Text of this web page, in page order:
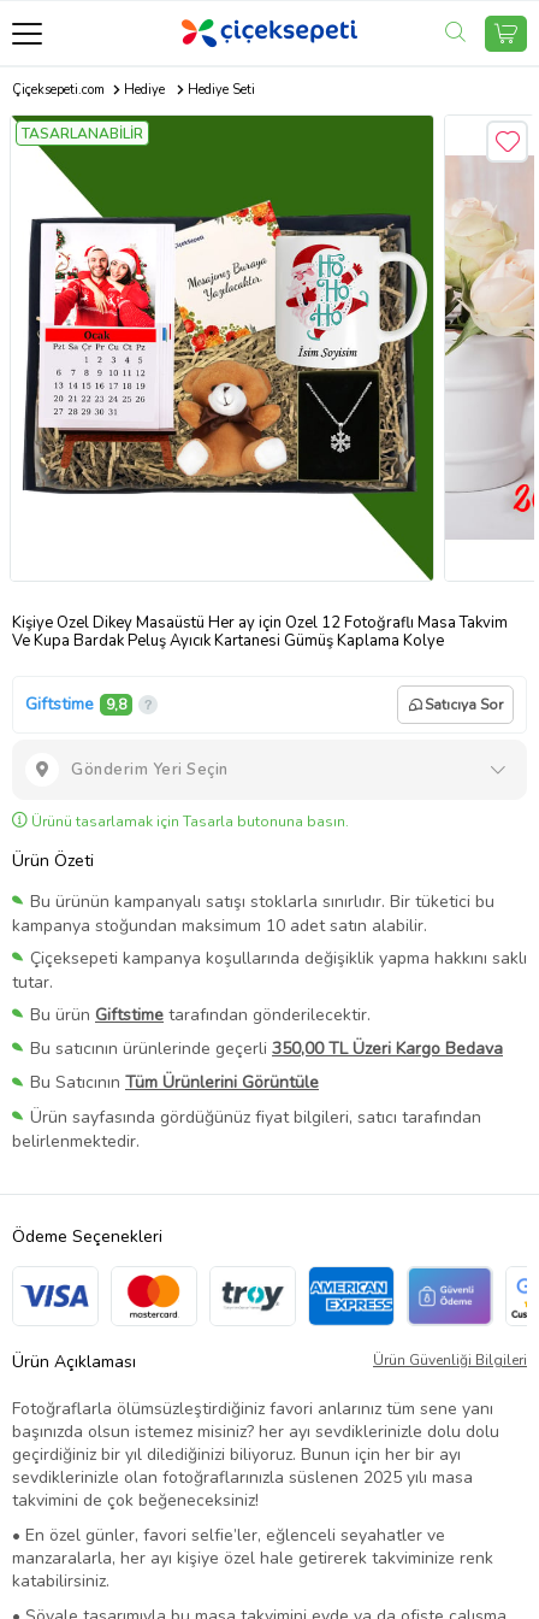
Çiçeksepeti.com Hediye Hediye Seti
TASARLANABİLİR
Kişiye Özel Dikey Masaüstü Her ay için Özel 12 Fotoğraflı Masa Takvim
Ve Kupa Bardak Peluş Ayıcık Kartanesi Gümüş Kaplama Kolye
Giftstime 9,8 Satıcıya Sor
Gönderim Yeri Seçin
Ürünü tasarlamak için Tasarla butonuna basın.
Ürün Özeti
Bu ürünün kampanyalı satışı stoklarla sınırlıdır. Bir tüketici bu
kampanya stoğundan maksimum 10 adet satın alabilir.
Çiçeksepeti kampanya koşullarında değişiklik yapma hakkını saklı
tutar.
Bu ürün Giftstime tarafından gönderilecektir.
Bu satıcının ürünlerinde geçerli 350,00 TL Üzeri Kargo Bedava
Bu Satıcının Tüm Ürünlerini Görüntüle
Ürün sayfasında gördüğünüz fiyat bilgileri, satıcı tarafından
belirlenmektedir.
Ödeme Seçenekleri
Ürün Açıklaması Ürün Güvenliği Bilgileri
Fotoğraflarla ölümsüzleştirdiğiniz favori anlarınız tüm sene yanı
başınızda olsun istemez misiniz? her ayı sevdiklerinizle dolu dolu
geçirdiğiniz bir yıl dilediğinizi biliyoruz. Bunun için her bir ayı
sevdiklerinizle olan fotoğraflarınızla süslenen 2025 yılı masa
takvimini de çok beğeneceksiniz!
• En özel günler, favori selfie’ler, eğlenceli seyahatler ve
manzaralarla, her ayı kişiye özel hale getirerek takviminize renk
katabilirsiniz.